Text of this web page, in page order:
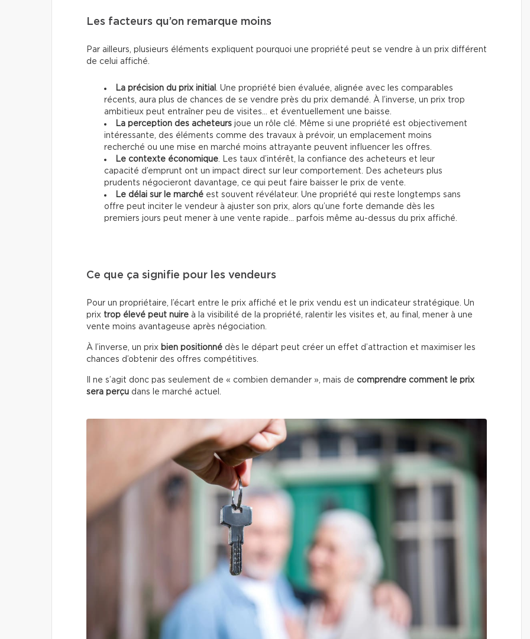
Les facteurs qu’on remarque moins
Par ailleurs, plusieurs éléments expliquent pourquoi une propriété peut se vendre à un prix différent
de celui affiché.
La précision du prix initial
. Une propriété bien évaluée, alignée avec les comparables
récents, aura plus de chances de se vendre près du prix demandé. À l’inverse, un prix trop
ambitieux peut entraîner peu de visites… et éventuellement une baisse.
La perception des acheteurs joue un rôle clé. Même si une propriété est objectivement
intéressante, des éléments comme des travaux à prévoir, un emplacement moins
recherché ou une mise en marché moins attrayante peuvent influencer les offres.
Le contexte économique . Les taux d’intérêt, la confiance des acheteurs et leur
capacité d’emprunt ont un impact direct sur leur comportement. Des acheteurs plus
prudents négocieront davantage, ce qui peut faire baisser le prix de vente.
Le délai sur le marché est souvent révélateur. Une propriété qui reste longtemps sans
offre peut inciter le vendeur à ajuster son prix, alors qu’une forte demande dès les
premiers jours peut mener à une vente rapide… parfois même au-dessus du prix affiché.
Ce que ça signifie pour les vendeurs
Pour un propriétaire, l’écart entre le prix affiché et le prix vendu est un indicateur stratégique. Un
prix trop élevé peut nuire à la visibilité de la propriété, ralentir les visites et, au final, mener à une
vente moins avantageuse après négociation.
À l’inverse, un prix bien positionné dès le départ peut créer un effet d’attraction et maximiser les
chances d’obtenir des offres compétitives.
Il ne s’agit donc pas seulement de « combien demander », mais de comprendre comment le prix
sera perçu dans le marché actuel.